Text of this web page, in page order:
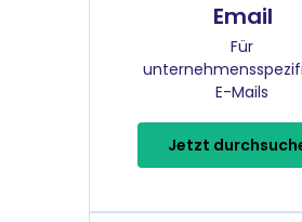
Email
Für
E-Mails
Jetzt